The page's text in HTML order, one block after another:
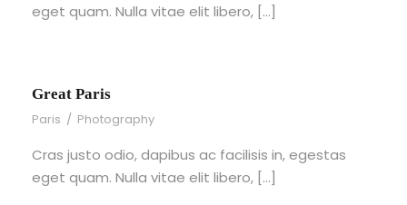
eget quam. Nulla vitae elit libero, […]
Great Paris
Paris / Photography
Cras justo odio, dapibus ac facilisis in, egestas
eget quam. Nulla vitae elit libero, […]